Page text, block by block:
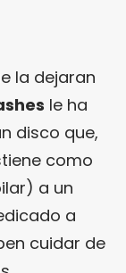
la dejaran
le ha
disco que,
como
a un
a
cuidar de